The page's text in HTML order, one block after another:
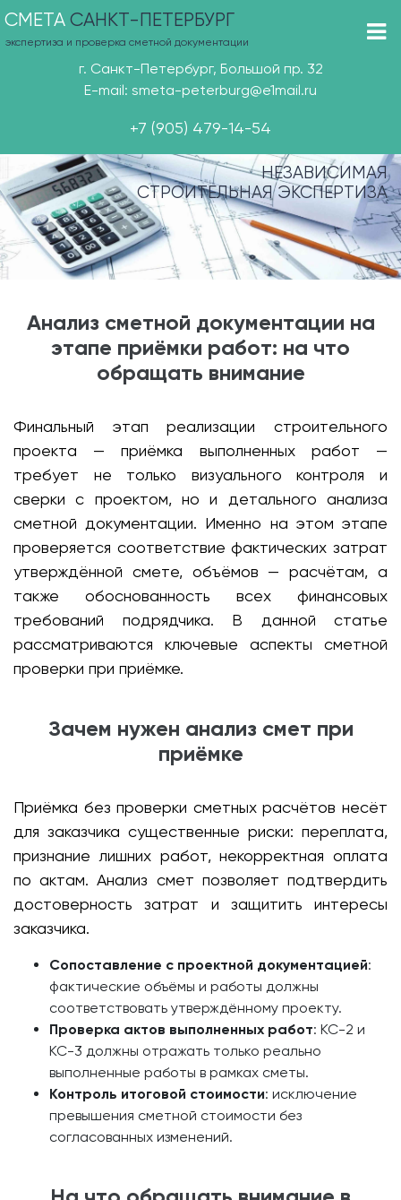
СМЕТА САНКТ-ПЕТЕРБУРГ
экспертиза и проверка сметной документации
г. Санкт-Петербург, Большой пр. 32
E-mail: smeta-peterburg@e1mail.ru
+7 (905) 479-14-54
НЕЗАВИСИМАЯ
СТРОИТЕЛЬНАЯ ЭКСПЕРТИЗА
Анализ сметной документации на
этапе приёмки работ: на что
обращать внимание
Финальный этап реализации строительного
проекта — приёмка выполненных работ —
требует не только визуального контроля и
сверки с проектом, но и детального анализа
сметной документации. Именно на этом этапе
проверяется соответствие фактических затрат
утверждённой смете, объёмов — расчётам, а
также обоснованность всех финансовых
требований подрядчика. В данной статье
рассматриваются ключевые аспекты сметной
проверки при приёмке.
Зачем нужен анализ смет при
приёмке
Приёмка без проверки сметных расчётов несёт
для заказчика существенные риски: переплата,
признание лишних работ, некорректная оплата
по актам. Анализ смет позволяет подтвердить
достоверность затрат и защитить интересы
заказчика.
Сопоставление с проектной документацией:
фактические объёмы и работы должны
соответствовать утверждённому проекту.
Проверка актов выполненных работ: КС-2 и
КС-3 должны отражать только реально
выполненные работы в рамках сметы.
Контроль итоговой стоимости: исключение
превышения сметной стоимости без
согласованных изменений.